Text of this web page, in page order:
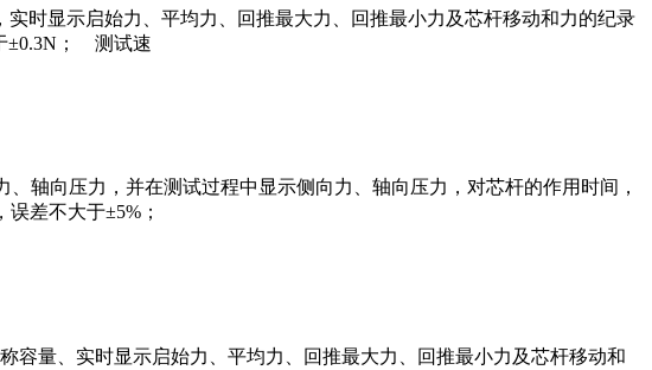
时显示启始力、平均力、回推最大力、回推最小力及芯杆移动和力的纪录
±0.3N； 测试速
轴向压力，并在测试过程中显示侧向力、轴向压力，对芯杆的作用时间，
差不大于±5%；
容量、实时显示启始力、平均力、回推最大力、回推最小力及芯杆移动和